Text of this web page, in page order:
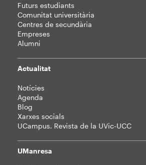
Futurs estudiants
Comunitat universitària
Centres de secundària
Empreses
Alumni
Actualitat
Notícies
Agenda
Blog
Xarxes socials
UCampus. Revista de la UVic-UCC
UManresa